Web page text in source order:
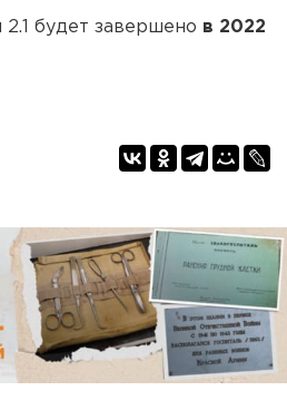
будет завершено в 2022